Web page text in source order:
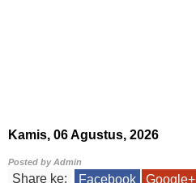
Kamis, 06 Agustus, 2026
Posted byAdmin
Share ke: Facebook Google+